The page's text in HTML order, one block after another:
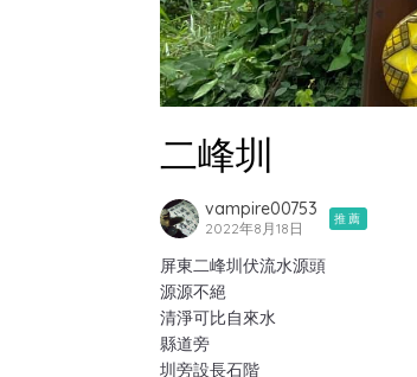
二峰圳
vampire00753
2022年8月18日
推薦
屏東二峰圳伏流水源頭
源源不絕
清淨可比自來水
縣道旁
圳旁設長石階